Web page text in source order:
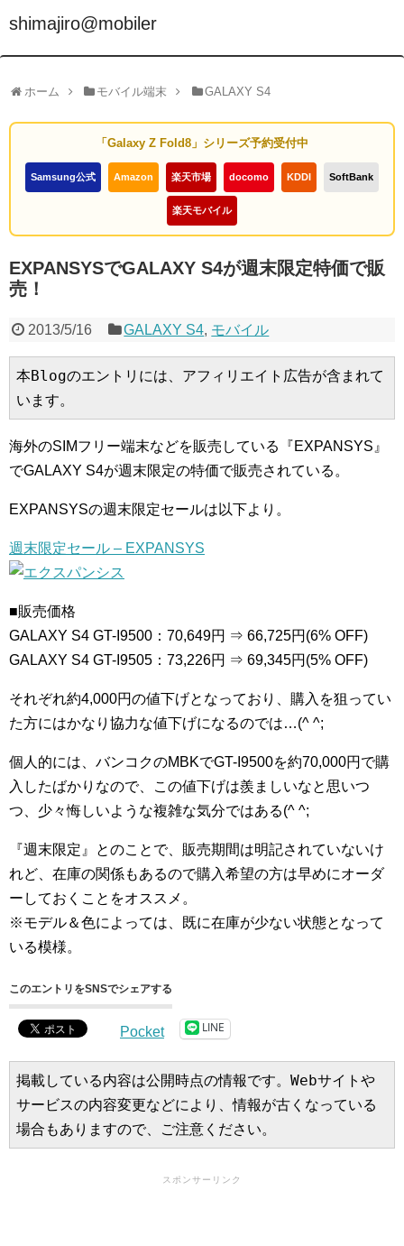
shimajiro@mobiler
ホーム モバイル端末 GALAXY S4
「Galaxy Z Fold8」シリーズ予約受付中
Samsung公式 Amazon 楽天市場 docomo KDDI SoftBank
楽天モバイル
EXPANSYSでGALAXY S4が週末限定特価で販
売！
2013/5/16 GALAXY S4, モバイル
本Blogのエントリには、アフィリエイト広告が含まれて
います。
海外のSIMフリー端末などを販売している『EXPANSYS』
でGALAXY S4が週末限定の特価で販売されている。
EXPANSYSの週末限定セールは以下より。
週末限定セール – EXPANSYS
■販売価格
GALAXY S4 GT-I9500：70,649円 ⇒ 66,725円(6% OFF)
GALAXY S4 GT-I9505：73,226円 ⇒ 69,345円(5% OFF)
それぞれ約4,000円の値下げとなっており、購入を狙ってい
た方にはかなり協力な値下げになるのでは…(^ ^;
個人的には、バンコクのMBKでGT-I9500を約70,000円で購
入したばかりなので、この値下げは羨ましいなと思いつ
つ、少々悔しいような複雑な気分ではある(^ ^;
『週末限定』とのことで、販売期間は明記されていないけ
れど、在庫の関係もあるので購入希望の方は早めにオーダ
ーしておくことをオススメ。
※モデル＆色によっては、既に在庫が少ない状態となって
いる模様。
このエントリをSNSでシェアする
Pocket LINE
掲載している内容は公開時点の情報です。Webサイトや
サービスの内容変更などにより、情報が古くなっている
場合もありますので、ご注意ください。
スポンサーリンク